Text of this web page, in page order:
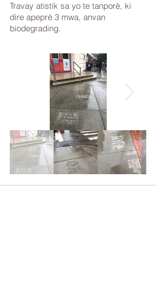
Travay atistik sa yo te tanporè, ki
dire apeprè 3 mwa, anvan
biodegrading.